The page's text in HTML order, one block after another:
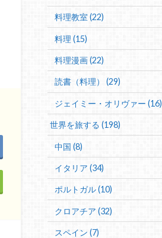
料理教室 (22)
料理 (15)
料理漫画 (22)
読書（料理） (29)
ジェイミー・オリヴァー (16)
世界を旅する (198)
中国 (8)
イタリア (34)
ポルトガル (10)
クロアチア (32)
スペイン (7)